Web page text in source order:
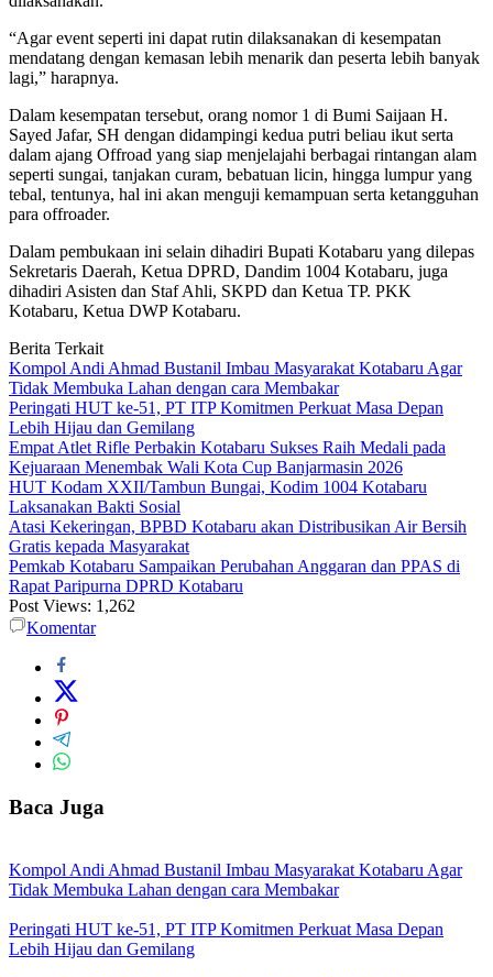
“Agar event seperti ini dapat rutin dilaksanakan di kesempatan
mendatang dengan kemasan lebih menarik dan peserta lebih banyak
lagi,” harapnya.
Dalam kesempatan tersebut, orang nomor 1 di Bumi Saijaan H.
Sayed Jafar, SH dengan didampingi kedua putri beliau ikut serta
dalam ajang Offroad yang siap menjelajahi berbagai rintangan alam
seperti sungai, tanjakan curam, bebatuan licin, hingga lumpur yang
tebal, tentunya, hal ini akan menguji kemampuan serta ketangguhan
para offroader.
Dalam pembukaan ini selain dihadiri Bupati Kotabaru yang dilepas
Sekretaris Daerah, Ketua DPRD, Dandim 1004 Kotabaru, juga
dihadiri Asisten dan Staf Ahli, SKPD dan Ketua TP. PKK
Kotabaru, Ketua DWP Kotabaru.
Berita Terkait
Kompol Andi Ahmad Bustanil Imbau Masyarakat Kotabaru Agar
Tidak Membuka Lahan dengan cara Membakar
Peringati HUT ke-51, PT ITP Komitmen Perkuat Masa Depan
Lebih Hijau dan Gemilang
Empat Atlet Rifle Perbakin Kotabaru Sukses Raih Medali pada
Kejuaraan Menembak Wali Kota Cup Banjarmasin 2026
HUT Kodam XXII/Tambun Bungai, Kodim 1004 Kotabaru
Laksanakan Bakti Sosial
Atasi Kekeringan, BPBD Kotabaru akan Distribusikan Air Bersih
Gratis kepada Masyarakat
Pemkab Kotabaru Sampaikan Perubahan Anggaran dan PPAS di
Rapat Paripurna DPRD Kotabaru
Post Views: 1,262
Komentar
Baca Juga
Kompol Andi Ahmad Bustanil Imbau Masyarakat Kotabaru Agar
Tidak Membuka Lahan dengan cara Membakar
Peringati HUT ke-51, PT ITP Komitmen Perkuat Masa Depan
Lebih Hijau dan Gemilang